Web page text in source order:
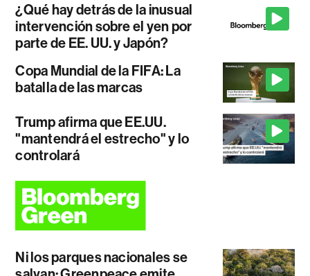
¿Qué hay detrás de la inusual
intervención sobre el yen por
parte de EE. UU. y Japón?
Copa Mundial de la FIFA: La
batalla de las marcas
Trump afirma que EE.UU.
"mantendrá el estrecho" y lo
controlará
Ni los parques nacionales se